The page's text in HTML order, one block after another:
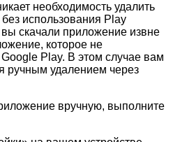
необходимость удалить
использования Play
скачали приложение извне
которое не
Play. В этом случае вам
ручным удалением через
вручную, выполните